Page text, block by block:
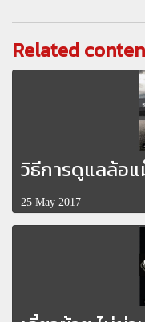
Related
วิธีการดูแลล้อ
25 May 2017